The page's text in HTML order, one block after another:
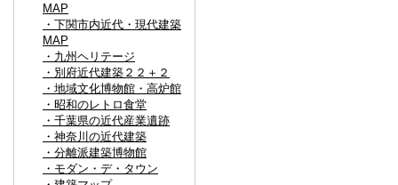
MAP
・下関市内近代・現代建築
MAP
・九州ヘリテージ
・別府近代建築２２＋２
・地域文化博物館・高炉館
・昭和のレトロ食堂
・千葉県の近代産業遺跡
・神奈川の近代建築
・分離派建築博物館
・モダン・デ・タウン